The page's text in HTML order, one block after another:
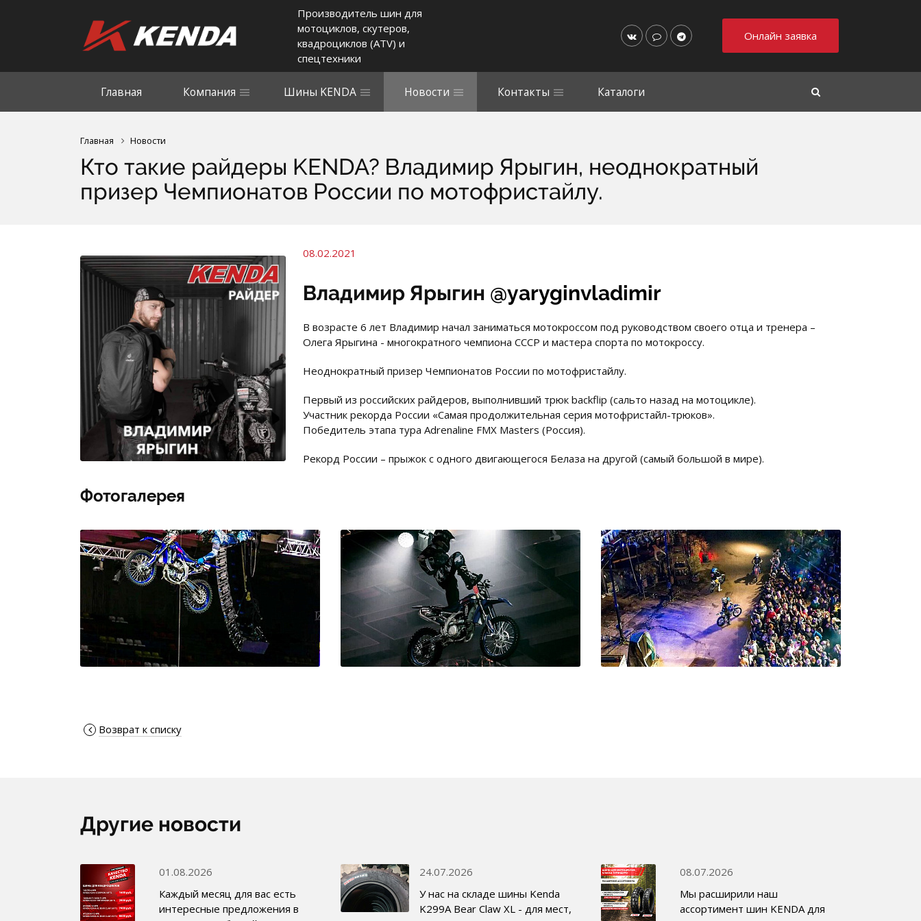
Производитель шин для
мотоциклов, скутеров,
квадроциклов (ATV) и
спецтехники
Онлайн заявка
Главная Компания Шины KENDA Новости Контакты Каталоги
Главная Новости
Кто такие райдеры KENDA? Владимир Ярыгин, неоднократный
призер Чемпионатов России по мотофристайлу.
08.02.2021
Владимир Ярыгин @yaryginvladimir
В возрасте 6 лет Владимир начал заниматься мотокроссом под руководством своего отца и тренера –
Олега Ярыгина - многократного чемпиона СССР и мастера спорта по мотокроссу.
Неоднократный призер Чемпионатов России по мотофристайлу.
Первый из российских райдеров, выполнивший трюк backflip (сальто назад на мотоцикле).
Участник рекорда России «Самая продолжительная серия мотофристайл-трюков».
Победитель этапа тура Adrenaline FMX Masters (Россия).
Рекорд России – прыжок с одного двигающегося Белаза на другой (самый большой в мире).
Фотогалерея
Возврат к списку
Другие новости
01.08.2026
Каждый месяц для вас есть
интересные предложения в
24.07.2026
У нас на складе шины Kenda
K299A Bear Claw XL - для мест,
08.07.2026
Мы расширили наш
ассортимент шин KENDA для